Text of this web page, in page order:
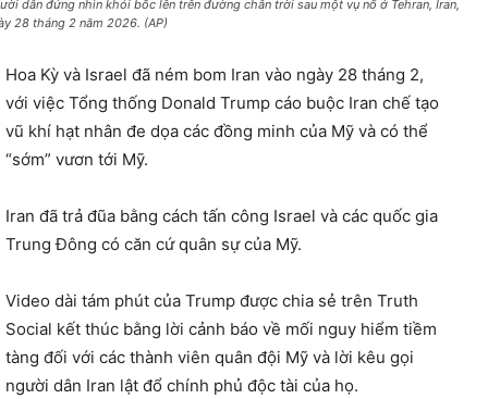
dân đứng nhìn khói bốc lên trên đường chân trời sau một vụ nổ ở Tehran, Iran,
28 tháng 2 năm 2026. (AP)
Hoa Kỳ và Israel đã ném bom Iran vào ngày 28 tháng 2,
với việc Tổng thống Donald Trump cáo buộc Iran chế tạo
vũ khí hạt nhân đe dọa các đồng minh của Mỹ và có thể
“sớm” vươn tới Mỹ.
Iran đã trả đũa bằng cách tấn công Israel và các quốc gia
Trung Đông có căn cứ quân sự của Mỹ.
Video dài tám phút của Trump được chia sẻ trên Truth
Social kết thúc bằng lời cảnh báo về mối nguy hiểm tiềm
tàng đối với các thành viên quân đội Mỹ và lời kêu gọi
người dân Iran lật đổ chính phủ độc tài của họ.